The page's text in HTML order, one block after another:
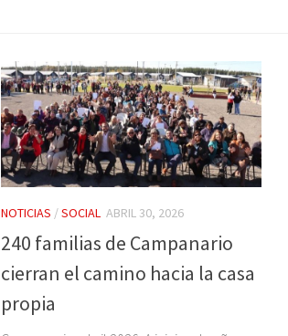
NOTICIAS /SOCIAL ABRIL 30, 2026
240 familias de Campanario
cierran el camino hacia la casa
propia